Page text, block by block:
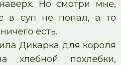
Но смотри мне,
в суп не попал, а то
есть.
Дикарка для короля
хлебной похлебки,